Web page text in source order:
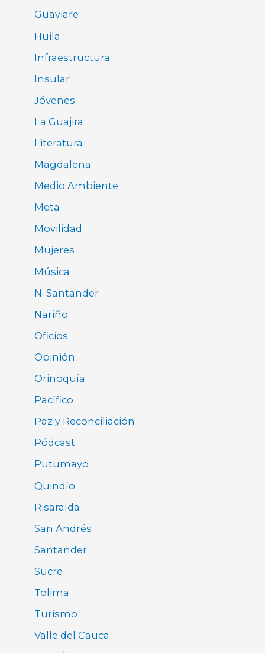
Guaviare
Huila
Infraestructura
Insular
Jóvenes
La Guajira
Literatura
Magdalena
Medio Ambiente
Meta
Movilidad
Mujeres
Música
N. Santander
Nariño
Oficios
Opinión
Orinoquía
Pacífico
Paz y Reconciliación
Pódcast
Putumayo
Quindío
Risaralda
San Andrés
Santander
Sucre
Tolima
Turismo
Valle del Cauca